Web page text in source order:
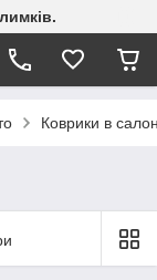
Коврики в